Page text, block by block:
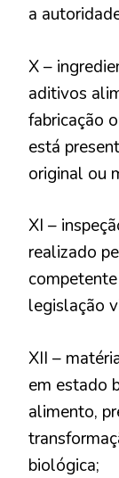
a
X –
aditivos
fabricação
está
original ou
XI –
realizado
legislação
XII –
em estado
alimento,
biológica;